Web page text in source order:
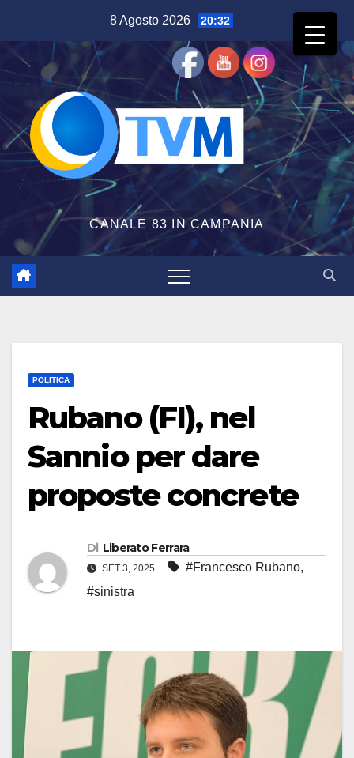
contenuto
8 Agosto 2026 20:32
CANALE 83 IN CAMPANIA
POLITICA
Rubano (FI), nel
Sannio per dare
proposte concrete
Di Liberato Ferrara
SET 3, 2025 #Francesco Rubano,
#sinistra